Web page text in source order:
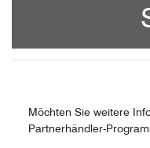
Möchten Sie weitere
Partnerhändler-